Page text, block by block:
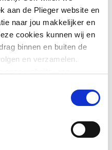
aan de Plieger website en
naar jou makkelijker en
cookies kunnen wij en
binnen en buiten de
en verzamelen.
in je browser.